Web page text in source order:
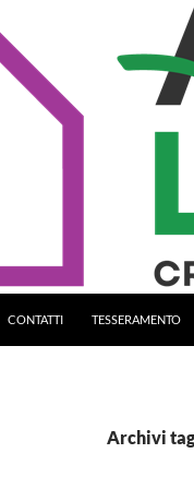
CONTATTI TESSERAMENTO
Archivi